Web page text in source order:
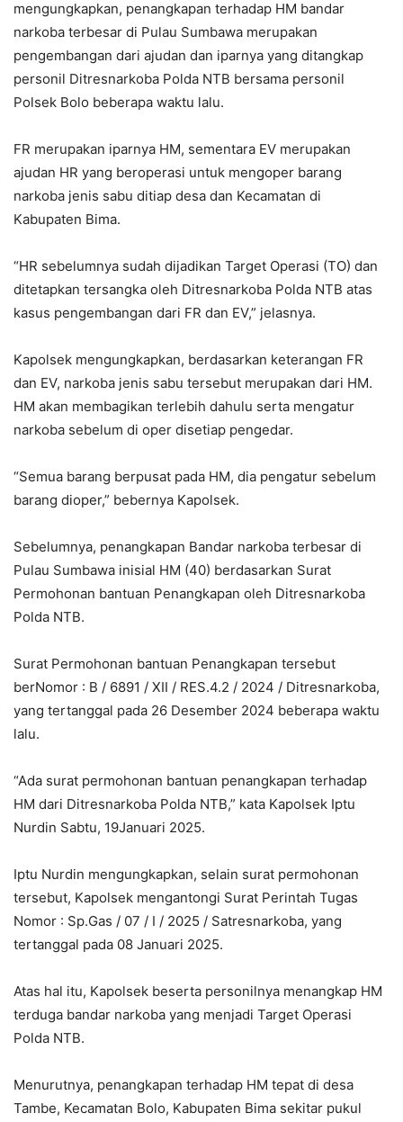
mengungkapkan, penangkapan terhadap HM bandar
narkoba terbesar di Pulau Sumbawa merupakan
pengembangan dari ajudan dan iparnya yang ditangkap
personil Ditresnarkoba Polda NTB bersama personil
Polsek Bolo beberapa waktu lalu.
FR merupakan iparnya HM, sementara EV merupakan
ajudan HR yang beroperasi untuk mengoper barang
narkoba jenis sabu ditiap desa dan Kecamatan di
Kabupaten Bima.
“HR sebelumnya sudah dijadikan Target Operasi (TO) dan
ditetapkan tersangka oleh Ditresnarkoba Polda NTB atas
kasus pengembangan dari FR dan EV,” jelasnya.
Kapolsek mengungkapkan, berdasarkan keterangan FR
dan EV, narkoba jenis sabu tersebut merupakan dari HM.
HM akan membagikan terlebih dahulu serta mengatur
narkoba sebelum di oper disetiap pengedar.
“Semua barang berpusat pada HM, dia pengatur sebelum
barang dioper,” bebernya Kapolsek.
Sebelumnya, penangkapan Bandar narkoba terbesar di
Pulau Sumbawa inisial HM (40) berdasarkan Surat
Permohonan bantuan Penangkapan oleh Ditresnarkoba
Polda NTB.
Surat Permohonan bantuan Penangkapan tersebut
berNomor : B / 6891 / XII / RES.4.2 / 2024 / Ditresnarkoba,
yang tertanggal pada 26 Desember 2024 beberapa waktu
lalu.
“Ada surat permohonan bantuan penangkapan terhadap
HM dari Ditresnarkoba Polda NTB,” kata Kapolsek Iptu
Nurdin Sabtu, 19Januari 2025.
Iptu Nurdin mengungkapkan, selain surat permohonan
tersebut, Kapolsek mengantongi Surat Perintah Tugas
Nomor : Sp.Gas / 07 / I / 2025 / Satresnarkoba, yang
tertanggal pada 08 Januari 2025.
Atas hal itu, Kapolsek beserta personilnya menangkap HM
terduga bandar narkoba yang menjadi Target Operasi
Polda NTB.
Menurutnya, penangkapan terhadap HM tepat di desa
Tambe, Kecamatan Bolo, Kabupaten Bima sekitar pukul